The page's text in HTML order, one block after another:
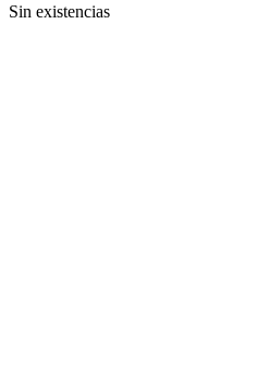
Sin existencias